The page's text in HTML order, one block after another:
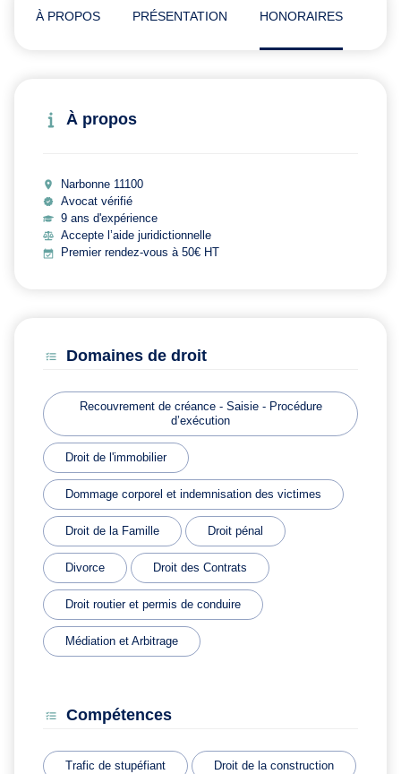
À PROPOS PRÉSENTATION HONORAIRES
À propos
Narbonne 11100
Avocat vérifié
9 ans d'expérience
Accepte l’aide juridictionnelle
Premier rendez-vous à 50€ HT
Domaines de droit
Recouvrement de créance - Saisie - Procédure
d’exécution
Droit de l'immobilier
Dommage corporel et indemnisation des victimes
Droit de la Famille Droit pénal
Divorce Droit des Contrats
Droit routier et permis de conduire
Médiation et Arbitrage
Compétences
Trafic de stupéfiant Droit de la construction